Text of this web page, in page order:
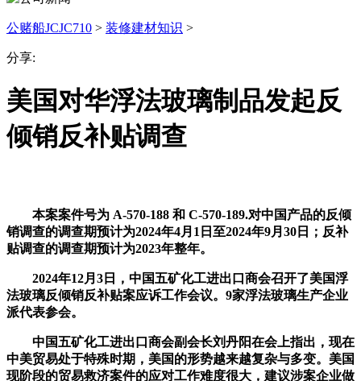
公赌船JCJC710 > 装修建材知识 >
分享:
美国对华浮法玻璃制品发起反
倾销反补贴调查
本案案件号为 A-570-188 和 C-570-189.对中国产品的反倾
销调查的调查期预计为2024年4月1日至2024年9月30日；反补
贴调查的调查期预计为2023年整年。
2024年12月3日，中国五矿化工进出口商会召开了美国浮
法玻璃反倾销反补贴案应诉工作会议。9家浮法玻璃生产企业
派代表参会。
中国五矿化工进出口商会副会长刘丹阳在会上指出，现在
中美贸易处于特殊时期，美国的形势越来越复杂与多变。美国
现阶段的贸易救济案件的应对工作难度很大，建议涉案企业做